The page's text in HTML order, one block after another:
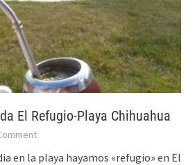
El Refugio-Playa Chihuahua
en la playa hayamos «refugio» en El